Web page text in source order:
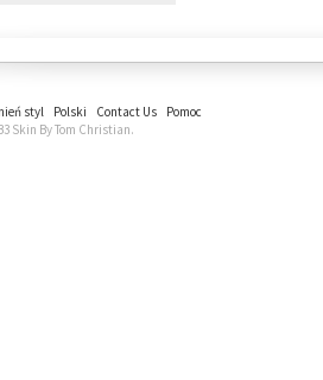
styl Polski Contact Us
Pomoc
Skin By Tom Christian.